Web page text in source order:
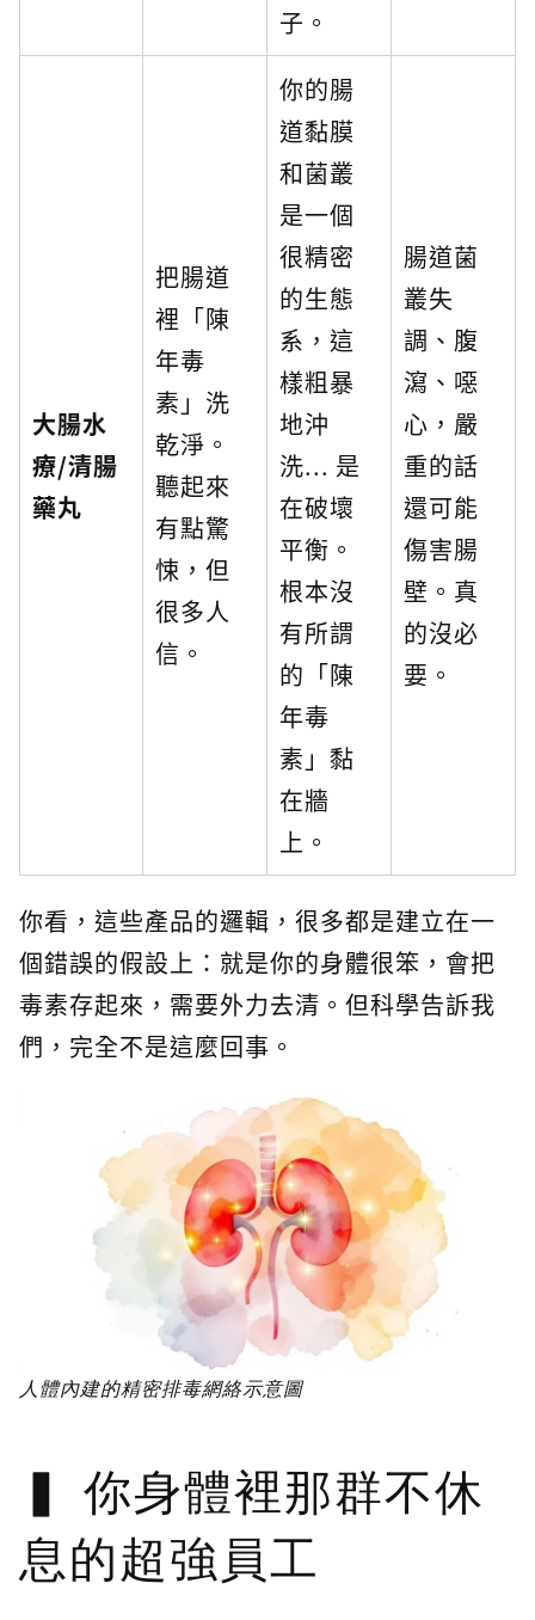
子。
大腸水
療/清腸
藥丸
把腸道
裡「陳
年毒
素」洗
乾淨。
聽起來
有點驚
悚，但
很多人
信。
你的腸
道黏膜
和菌叢
是一個
很精密
的生態
系，這
樣粗暴
地沖
洗... 是
在破壞
平衡。
根本沒
有所謂
的「陳
年毒
素」黏
在牆
上。
腸道菌
叢失
調、腹
瀉、噁
心，嚴
重的話
還可能
傷害腸
壁。真
的沒必
要。
你看，這些產品的邏輯，很多都是建立在一
個錯誤的假設上：就是你的身體很笨，會把
毒素存起來，需要外力去清。但科學告訴我
們，完全不是這麼回事。
人體內建的精密排毒網絡示意圖
你身體裡那群不休
息的超強員工